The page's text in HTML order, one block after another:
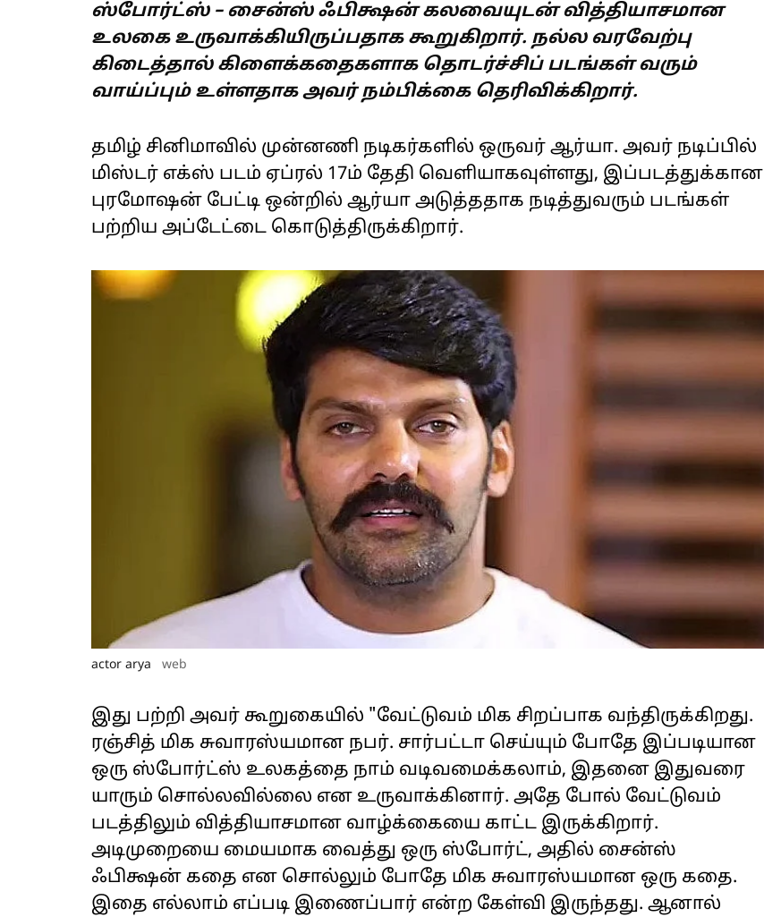
ஸ்போர்ட்ஸ் – சைன்ஸ் ஃபிக்ஷன் கலவையுடன் வித்தியாசமான
உலகை உருவாக்கியிருப்பதாக கூறுகிறார். நல்ல வரவேற்பு
கிடைத்தால் கிளைக்கதைகளாக தொடர்ச்சிப் படங்கள் வரும்
வாய்ப்பும் உள்ளதாக அவர் நம்பிக்கை தெரிவிக்கிறார்.
தமிழ் சினிமாவில் முன்னணி நடிகர்களில் ஒருவர் ஆர்யா. அவர் நடிப்பில்
மிஸ்டர் எக்ஸ் படம் ஏப்ரல் 17ம் தேதி வெளியாகவுள்ளது, இப்படத்துக்கான
புரமோஷன் பேட்டி ஒன்றில் ஆர்யா அடுத்ததாக நடித்துவரும் படங்கள்
பற்றிய அப்டேட்டை கொடுத்திருக்கிறார்.
actor arya web
இது பற்றி அவர் கூறுகையில் "வேட்டுவம் மிக சிறப்பாக வந்திருக்கிறது.
ரஞ்சித் மிக சுவாரஸ்யமான நபர். சார்பட்டா செய்யும் போதே இப்படியான
ஒரு ஸ்போர்ட்ஸ் உலகத்தை நாம் வடிவமைக்கலாம், இதனை இதுவரை
யாரும் சொல்லவில்லை என உருவாக்கினார். அதே போல் வேட்டுவம்
படத்திலும் வித்தியாசமான வாழ்க்கையை காட்ட இருக்கிறார்.
அடிமுறையை மையமாக வைத்து ஒரு ஸ்போர்ட், அதில் சைன்ஸ்
ஃபிக்ஷன் கதை என சொல்லும் போதே மிக சுவாரஸ்யமான ஒரு கதை.
இதை எல்லாம் எப்படி இணைப்பார் என்ற கேள்வி இருந்தது. ஆனால்